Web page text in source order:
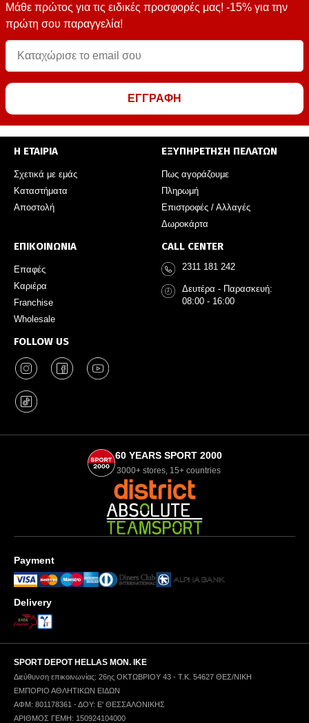
Μάθε πρώτος για τις ειδικές προσφορές μας! -15% για την
πρώτη σου παραγγελία!
ΕΓΓΡΑΦΗ
Η ΕΤΑΙΡΙΑ
Σχετικά με εμάς
Καταστήματα
Αποστολή
ΕΞΥΠΗΡΕΤΗΣΗ ΠΕΛΑΤΩΝ
Πως αγοράζουμε
Πληρωμή
Επιστροφές / Αλλαγές
Δωροκάρτα
ΕΠΙΚΟΙΝΩΝΙΑ
Επαφές
Καριέρα
Franchise
Wholesale
FOLLOW US
CALL CENTER
2311 181 242
Δευτέρα - Παρασκευή:
08:00 - 16:00
60 YEARS SPORT 2000
3000+ stores, 15+ countries
Payment
Delivery
SPORT DEPOT HELLAS ΜΟΝ. ΙΚΕ
Διεύθυνση επικοινωνίας: 26ης ΟΚΤΩΒΡΙΟΥ 43 - Τ.Κ. 54627 ΘΕΣ/ΝΙΚΗ
ΕΜΠΟΡΙΟ ΑΘΛΗΤΙΚΩΝ ΕΙΔΩΝ
ΑΦΜ: 801178361 - ΔΟΥ: Ε' ΘΕΣΣΑΛΟΝΙΚΗΣ
ΑΡΙΘΜΟΣ ΓΕΜΗ: 150924104000